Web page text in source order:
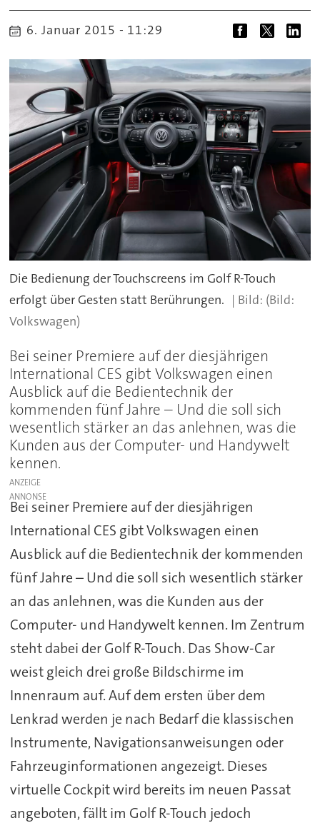
6. Januar 2015 - 11:29
Die Bedienung der Touchscreens im Golf R-Touch
erfolgt über Gesten statt Berührungen.
(Bild:
Volkswagen)
Bei seiner Premiere auf der diesjährigen
International CES gibt Volkswagen einen
Ausblick auf die Bedientechnik der
kommenden fünf Jahre – Und die soll sich
wesentlich stärker an das anlehnen, was die
Kunden aus der Computer- und Handywelt
kennen.
ANZEIGE
Bei seiner Premiere auf der diesjährigen
International CES gibt Volkswagen einen
Ausblick auf die Bedientechnik der kommenden
fünf Jahre – Und die soll sich wesentlich stärker
an das anlehnen, was die Kunden aus der
Computer- und Handywelt kennen. Im Zentrum
steht dabei der Golf R-Touch. Das Show-Car
weist gleich drei große Bildschirme im
Innenraum auf. Auf dem ersten über dem
Lenkrad werden je nach Bedarf die klassischen
Instrumente, Navigationsanweisungen oder
Fahrzeuginformationen angezeigt. Dieses
virtuelle Cockpit wird bereits im neuen Passat
angeboten, fällt im Golf R-Touch jedoch